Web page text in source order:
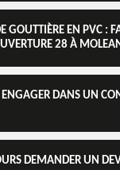
GOUTTIÈRE EN PVC :
28 À
DANS UN
DEMANDER UN